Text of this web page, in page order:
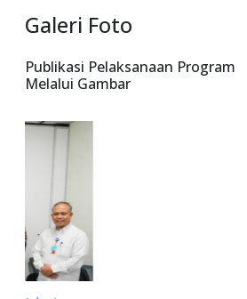
Galeri Foto
Publikasi Pelaksanaan Program
Melalui Gambar